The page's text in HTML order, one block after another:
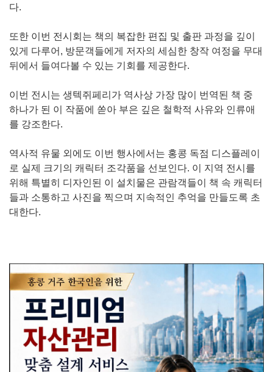
다.
또한 이번 전시회는 책의 복잡한 편집 및 출판 과정을 깊이
있게 다루어, 방문객들에게 저자의 세심한 창작 여정을 무대
뒤에서 들여다볼 수 있는 기회를 제공한다.
이번 전시는 생텍쥐페리가 역사상 가장 많이 번역된 책 중
하나가 된 이 작품에 쏟아 부은 깊은 철학적 사유와 인류애
를 강조한다.
역사적 유물 외에도 이번 행사에서는 홍콩 독점 디스플레이
로 실제 크기의 캐릭터 조각품을 선보인다. 이 지역 전시를
위해 특별히 디자인된 이 설치물은 관람객들이 책 속 캐릭터
들과 소통하고 사진을 찍으며 지속적인 추억을 만들도록 초
대한다.